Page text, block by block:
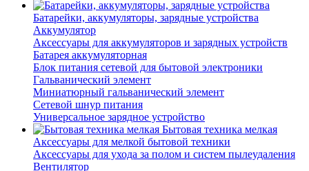
Батарейки, аккумуляторы, зарядные устройства
Аккумулятор
Аксессуары для аккумуляторов и зарядных устройств
Батарея аккумуляторная
Блок питания сетевой для бытовой электроники
Гальванический элемент
Миниатюрный гальванический элемент
Сетевой шнур питания
Универсальное зарядное устройство
Бытовая техника мелкая
Аксессуары для мелкой бытовой техники
Аксессуары для ухода за полом и систем пылеудаления
Вентилятор